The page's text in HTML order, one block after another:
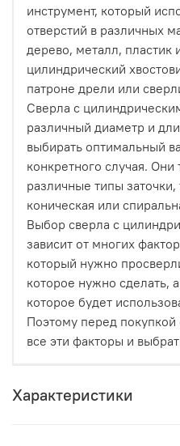
инструмент, который
отверстий в различных
дерево, металл, пластик
цилиндрический
патроне дрели или
Сверла с
различный диаметр и
выбирать оптимальный
конкретного случая.
различные типы заточки,
коническая или
Выбор сверла с
зависит от многих
который нужно
которое нужно сделать,
которое будет
Поэтому перед
все эти факторы и
Характеристики